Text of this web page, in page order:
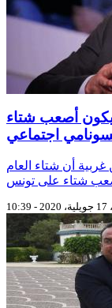
أصعب شتاء
أن شتاء العام